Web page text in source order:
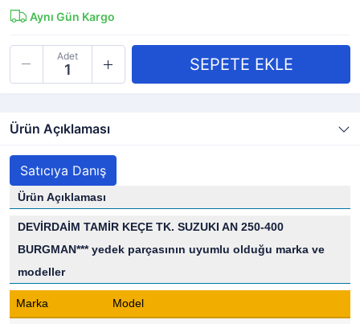
Aynı Gün Kargo
Adet
Ürün Açıklaması
Satıcıya Danış
Ürün Açıklaması
DEVİRDAİM TAMİR KEÇE TK. SUZUKI AN 250-400
BURGMAN*** yedek parçasının uyumlu olduğu marka ve
modeller
Marka Model